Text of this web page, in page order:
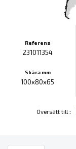
Referens
231011354
Skära mm
100x80x65
Översätt till :